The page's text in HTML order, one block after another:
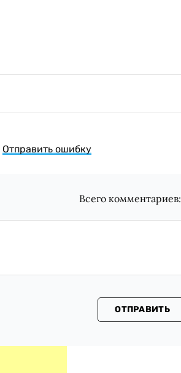
Отправить ошибку
Всего комментариев:
ОТПРАВИТЬ